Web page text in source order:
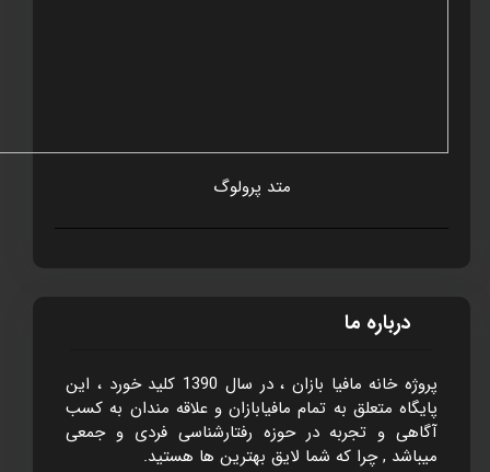
متد پرولوگ
درباره ما
پروژه خانه مافيا بازان ، در سال 1390 کليد خورد ، اين
پايگاه متعلق به تمام مافيابازان و علاقه مندان به کسب
آگاهی و تجربه در حوزه رفتارشناسی فردی و جمعی
ميباشد , چرا که شما لايق بهترين ها هستيد.